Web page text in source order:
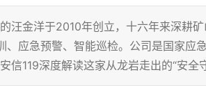
汪金洋于2010年创立，十六年来深耕
应急预警、智能巡检。公司是国家应
信119深度解读这家从龙岩走出的“安全守